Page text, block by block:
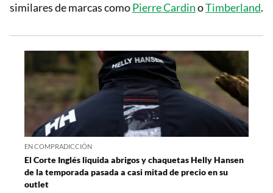
similares de marcas comoPierre CardinoTimberland.
EN COMPRADICCIÓN
El Corte Inglés liquida abrigos y chaquetas Helly Hansen
de la temporada pasada a casi mitad de precio en su
outlet